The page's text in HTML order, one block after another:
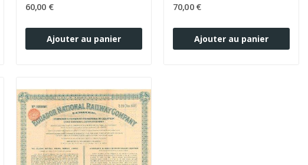
60,00 €
Ajouter au panier
70,00 €
Ajouter au panier